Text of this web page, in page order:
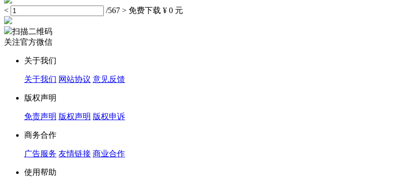
< /567 > 免费下载 ¥ 0 元
扫描二维码
关注官方微信
关于我们
关于我们 网站协议 意见反馈
版权声明
免责声明 版权声明 版权申诉
商务合作
广告服务 友情链接 商业合作
使用帮助